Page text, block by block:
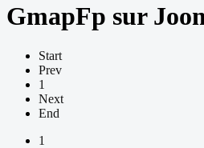
GmapFp sur
Start
Prev
1
Next
End
1